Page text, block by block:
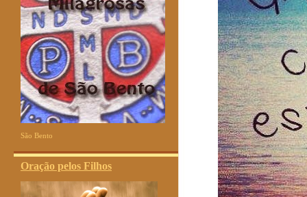
São Bento
Oração pelos Filhos